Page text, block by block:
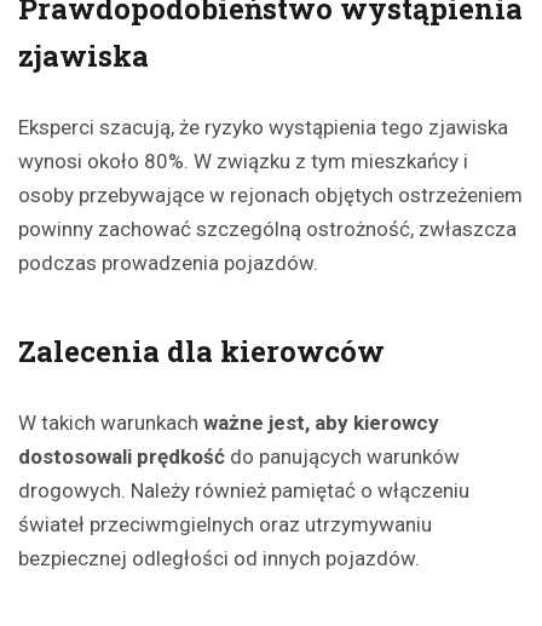
Prawdopodobieństwo wystąpienia
zjawiska
Eksperci szacują, że ryzyko wystąpienia tego zjawiska
wynosi około 80%. W związku z tym mieszkańcy i
osoby przebywające w rejonach objętych ostrzeżeniem
powinny zachować szczególną ostrożność, zwłaszcza
podczas prowadzenia pojazdów.
Zalecenia dla kierowców
W takich warunkach ważne jest, aby kierowcy
dostosowali prędkość do panujących warunków
drogowych. Należy również pamiętać o włączeniu
świateł przeciwmgielnych oraz utrzymywaniu
bezpiecznej odległości od innych pojazdów.